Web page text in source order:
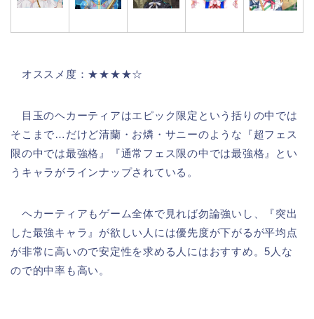
オススメ度：★★★★☆
目玉のヘカーティアはエピック限定という括りの中では
そこまで…だけど清蘭・お燐・サニーのような『超フェス
限の中では最強格』『通常フェス限の中では最強格』とい
うキャラがラインナップされている。
ヘカーティアもゲーム全体で見れば勿論強いし、『突出
した最強キャラ』が欲しい人には優先度が下がるが平均点
が非常に高いので安定性を求める人にはおすすめ。5人な
ので的中率も高い。